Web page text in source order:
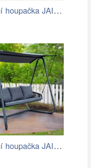
Zahradní houpačka JAIRA Tempo Kondela
Zahradní houpačka JAIRA Tempo Kondela